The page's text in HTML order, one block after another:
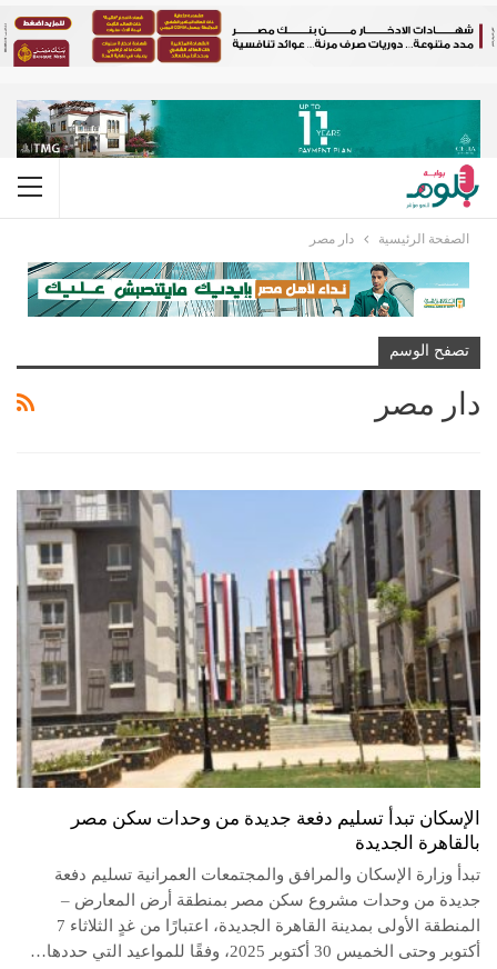
الصفحة الرئيسية دار مصر
تصفح الوسم
دار مصر
الإسكان تبدأ تسليم دفعة جديدة من وحدات سكن مصر
بالقاهرة الجديدة
تبدأ وزارة الإسكان والمرافق والمجتمعات العمرانية تسليم دفعة
جديدة من وحدات مشروع سكن مصر بمنطقة أرض المعارض –
المنطقة الأولى بمدينة القاهرة الجديدة، اعتبارًا من غدٍ الثلاثاء 7
أكتوبر وحتى الخميس 30 أكتوبر 2025، وفقًا للمواعيد التي حددها…